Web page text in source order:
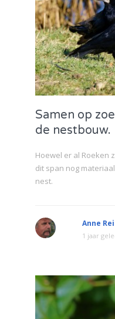
Samen op
de nestbouw.
Hoewel er al Roeken
dit span nog
nest.
Anne
1 jaar